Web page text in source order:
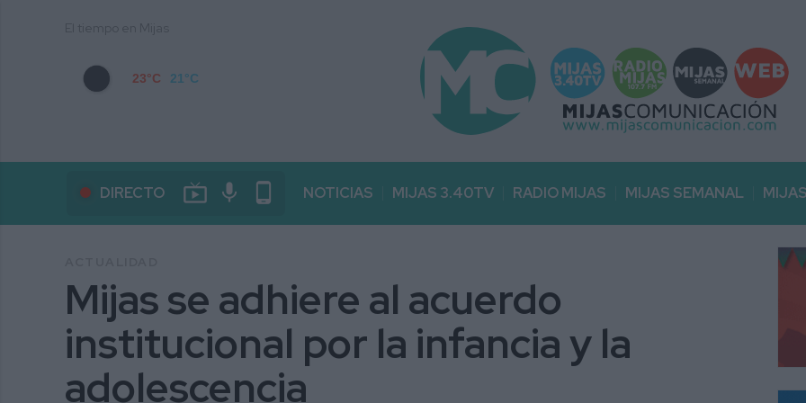
23°C 21°C
DIRECTO live_tv mic phone_android NOTICIAS MIJAS 3.40TV RADIO MIJAS MIJAS SEMANAL
Mijas se adhiere al acuerdo
institucional por la infancia y la
adolescencia